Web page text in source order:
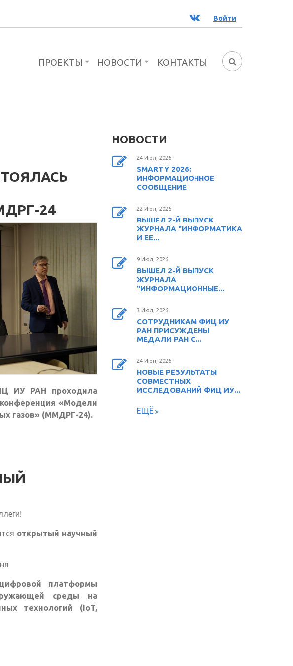
ВК Войти
ФОРМА
ПРОЕКТЫ НОВОСТИ КОНТАКТЫ
24
ИУ РАН проходила
конференция «Модели
газов» (ММДРГ-24).
открытый научный
платформы
среды на
технологий (IoT,
НОВОСТИ
24 Июл, 2026
SMARTY 2026:
ИНФОРМАЦИОННОЕ
СООБЩЕНИЕ
22 Июл, 2026
ВЫШЕЛ 2-Й ВЫПУСК
ЖУРНАЛА "ИНФОРМАТИКА
И ЕЕ...
9 Июл, 2026
ВЫШЕЛ 2-Й ВЫПУСК
ЖУРНАЛА
"ИНФОРМАЦИОННЫЕ...
3 Июл, 2026
СОТРУДНИКАМ ФИЦ ИУ
РАН ПРИСУЖДЕНЫ
МЕДАЛИ РАН С...
24 Июн, 2026
НОВЫЕ РЕЗУЛЬТАТЫ
СОВМЕСТНЫХ
ИССЛЕДОВАНИЙ ФИЦ ИУ...
ЕЩЁ